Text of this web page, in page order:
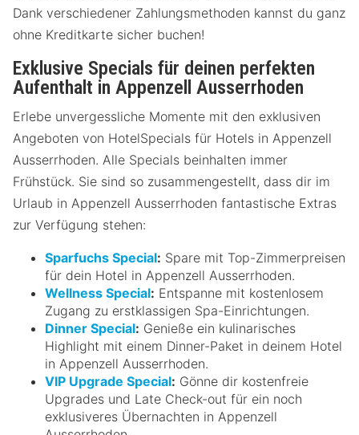
Dank verschiedener Zahlungsmethoden kannst du ganz
ohne Kreditkarte sicher buchen!
Exklusive Specials für deinen perfekten
Aufenthalt in Appenzell Ausserrhoden
Erlebe unvergessliche Momente mit den exklusiven
Angeboten von HotelSpecials für Hotels in Appenzell
Ausserrhoden. Alle Specials beinhalten immer
Frühstück. Sie sind so zusammengestellt, dass dir im
Urlaub in Appenzell Ausserrhoden fantastische Extras
zur Verfügung stehen:
Sparfuchs Special: Spare mit Top-Zimmerpreisen
für dein Hotel in Appenzell Ausserrhoden.
Wellness Special: Entspanne mit kostenlosem
Zugang zu erstklassigen Spa-Einrichtungen.
Dinner Special: Genieße ein kulinarisches
Highlight mit einem Dinner-Paket in deinem Hotel
in Appenzell Ausserrhoden.
VIP Upgrade Special: Gönne dir kostenfreie
Upgrades und Late Check-out für ein noch
exklusiveres Übernachten in Appenzell